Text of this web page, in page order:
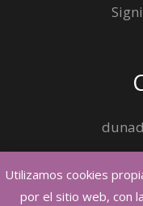
Utilizamos cookies
por el sitio web, con